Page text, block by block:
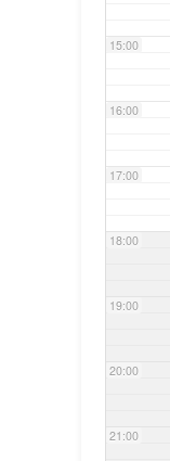
15:00
16:00
17:00
18:00
19:00
20:00
21:00